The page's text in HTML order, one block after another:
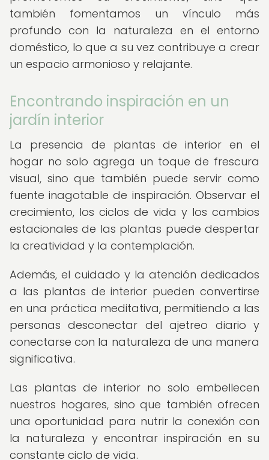
también fomentamos un vínculo más
profundo con la naturaleza en el entorno
doméstico, lo que a su vez contribuye a crear
un espacio armonioso y relajante.
Encontrando inspiración en un
jardín interior
La presencia de plantas de interior en el
hogar no solo agrega un toque de frescura
visual, sino que también puede servir como
fuente inagotable de inspiración. Observar el
crecimiento, los ciclos de vida y los cambios
estacionales de las plantas puede despertar
la creatividad y la contemplación.
Además, el cuidado y la atención dedicados
a las plantas de interior pueden convertirse
en una práctica meditativa, permitiendo a las
personas desconectar del ajetreo diario y
conectarse con la naturaleza de una manera
significativa.
Las plantas de interior no solo embellecen
nuestros hogares, sino que también ofrecen
una oportunidad para nutrir la conexión con
la naturaleza y encontrar inspiración en su
constante ciclo de vida.